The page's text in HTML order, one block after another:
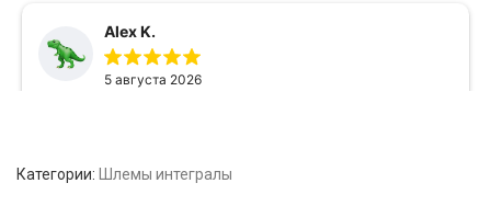
Категории: Шлемы интегралы